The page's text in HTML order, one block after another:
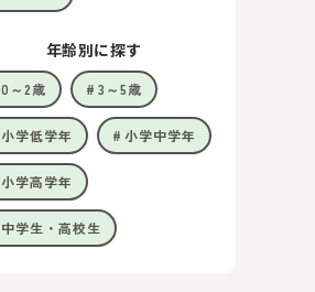
年齢別に探す
0～2歳 3～5歳
小学低学年 小学中学年
小学高学年
中学生・高校生